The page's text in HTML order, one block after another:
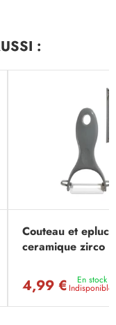
:
Couteau et
ceramique zirco
4,99 € En stock
Indisponible